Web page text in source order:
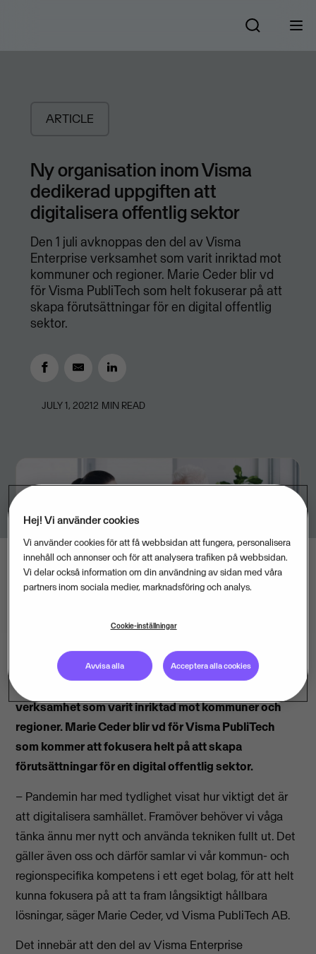
ARTICLE
Ny organisation inom Visma
dedikerad uppgiften att
digitalisera offentlig sektor
Den 1 juli avknoppas den del av Visma
Enterprise verksamhet som varit inriktad mot
kommuner och regioner. Marie Ceder blir vd
för Visma PubliTech som helt fokuserar på att
skapa förutsättningar för en digital offentlig
sektor.
JULY 1, 20212 MIN READ
Den 1 juli avknoppas den del av Visma Enterprise
verksamhet som varit inriktad mot kommuner och
regioner. Marie Ceder blir vd för Visma PubliTech
som kommer att fokusera helt på att skapa
förutsättningar för en digital offentlig sektor.
– Pandemin har med tydlighet visat hur viktigt det är
att digitalisera samhället. Framöver behöver vi våga
tänka ännu mer nytt och använda tekniken fullt ut. Det
gäller även oss och därför samlar vi vår kommun- och
regionspecifika kompetens i ett eget bolag, för att helt
kunna fokusera på att ta fram långsiktigt hållbara
lösningar, säger Marie Ceder, vd Visma PubliTech AB.
Det innebär att den del av Visma Enterprise
Hej! Vi använder cookies
Vi använder cookies för att få webbsidan att fungera, personalisera
innehåll och annonser och för att analysera trafiken på webbsidan.
Vi delar också information om din användning av sidan med våra
partners inom sociala medier, marknadsföring och analys.
Cookie-inställningar
Avvisa alla Acceptera alla cookies